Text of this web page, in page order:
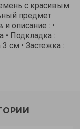
с красивым
предмет
и описание : •
• Подкладка :
см • Застежка :